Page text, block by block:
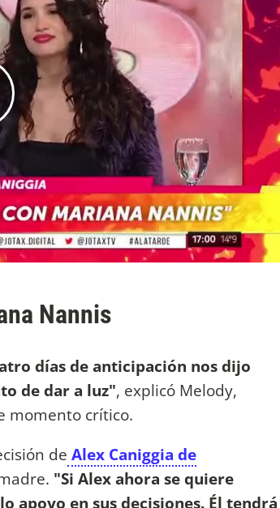
Nannis
días de anticipación nos dijo
de dar a luz", explicó Melody,
momento crítico.
de Alex Caniggia de
"Si Alex ahora se quiere
apoyo en sus decisiones. Él tendrá